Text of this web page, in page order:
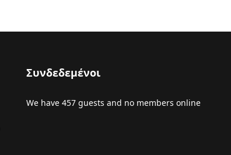
Συνδεδεμένοι
We have 457 guests and no members online